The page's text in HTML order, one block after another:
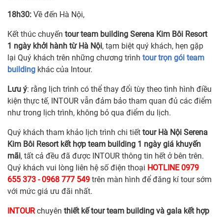
18h30: Về đến Hà Nội,
Kết thúc chuyến tour team building Serena Kim Bôi Resort
1 ngày khởi hành từ Hà Nội, tạm biệt quý khách, hẹn gặp
lại Quý khách trên những chương trình tour trọn gói team
building khác của Intour.
Lưu ý: rằng lịch trình có thể thay đổi tùy theo tình hình điều
kiện thực tế, INTOUR vẫn đảm bảo tham quan đủ các điểm
như trong lịch trình, không bỏ qua điểm du lịch.
Quý khách tham khảo lịch trình chi tiết tour Hà Nội Serena
Kim Bôi Resort kết hợp team building 1 ngày giá khuyến
mãi, tất cả đều đã được INTOUR thông tin hết ở bên trên.
Quý khách vui lòng liên hệ số điện thoại HOTLINE 0979
655 373 - 0968 777 549 trên màn hình để đăng kí tour sớm
với mức giá ưu đãi nhất.
INTOURchuyên thiết kế tour team building và gala kết hợp